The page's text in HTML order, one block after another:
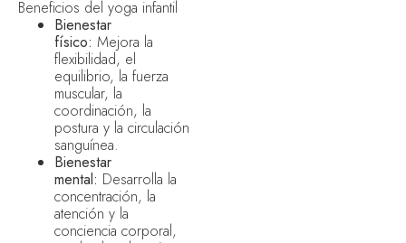
Beneficios del yoga infantil
Bienestar
físico: Mejora la
flexibilidad, el
equilibrio, la fuerza
muscular, la
coordinación, la
postura y la circulación
sanguínea.
Bienestar
mental: Desarrolla la
concentración, la
atención y la
conciencia corporal,